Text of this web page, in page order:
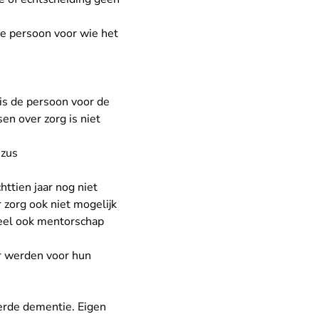
persoon voor wie het
de persoon voor de
over zorg is niet
jaar nog niet
zorg ook niet mogelijk
ook mentorschap
voor hun
dementie. Eigen